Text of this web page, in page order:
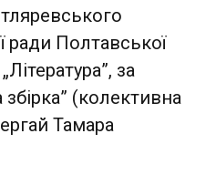
ради Полтавської
за
збірка” (колективна
Тамара